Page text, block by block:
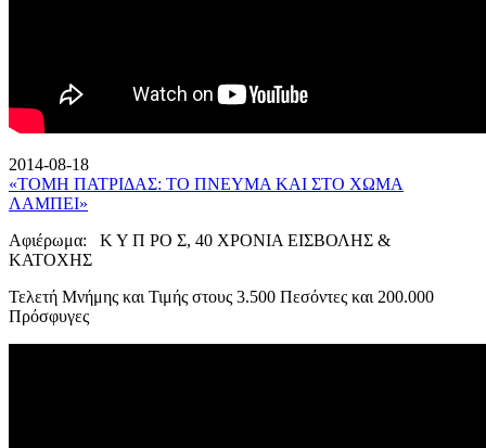
2014-08-18
«ΤΟΜΗ ΠΑΤΡΙΔΑΣ: ΤΟ ΠΝΕΥΜΑ ΚΑΙ ΣΤΟ ΧΩΜΑ
ΛΑΜΠΕΙ»
Αφιέρωμα: Κ Υ Π ΡΟ Σ, 40 ΧΡΟΝΙΑ ΕΙΣΒΟΛΗΣ &
ΚΑΤΟΧΗΣ
Τελετή Μνήμης και Τιμής στους 3.500 Πεσόντες και 200.000
Πρόσφυγες